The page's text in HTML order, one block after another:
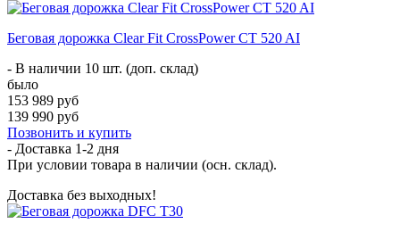
Беговая дорожка Clear Fit CrossPower CT 520 AI
- В наличии 10 шт. (доп. склад)
было
153 989 руб
139 990 руб
Позвонить и купить
- Доставка 1-2 дня
При условии товара в наличии (осн. склад).
Доставка без выходных!